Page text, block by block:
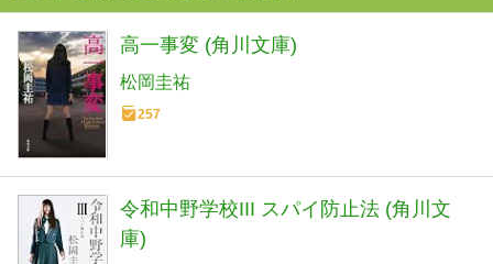
高一事変 (角川文庫)
松岡圭祐
257
令和中野学校III スパイ防止法 (角川文
庫)